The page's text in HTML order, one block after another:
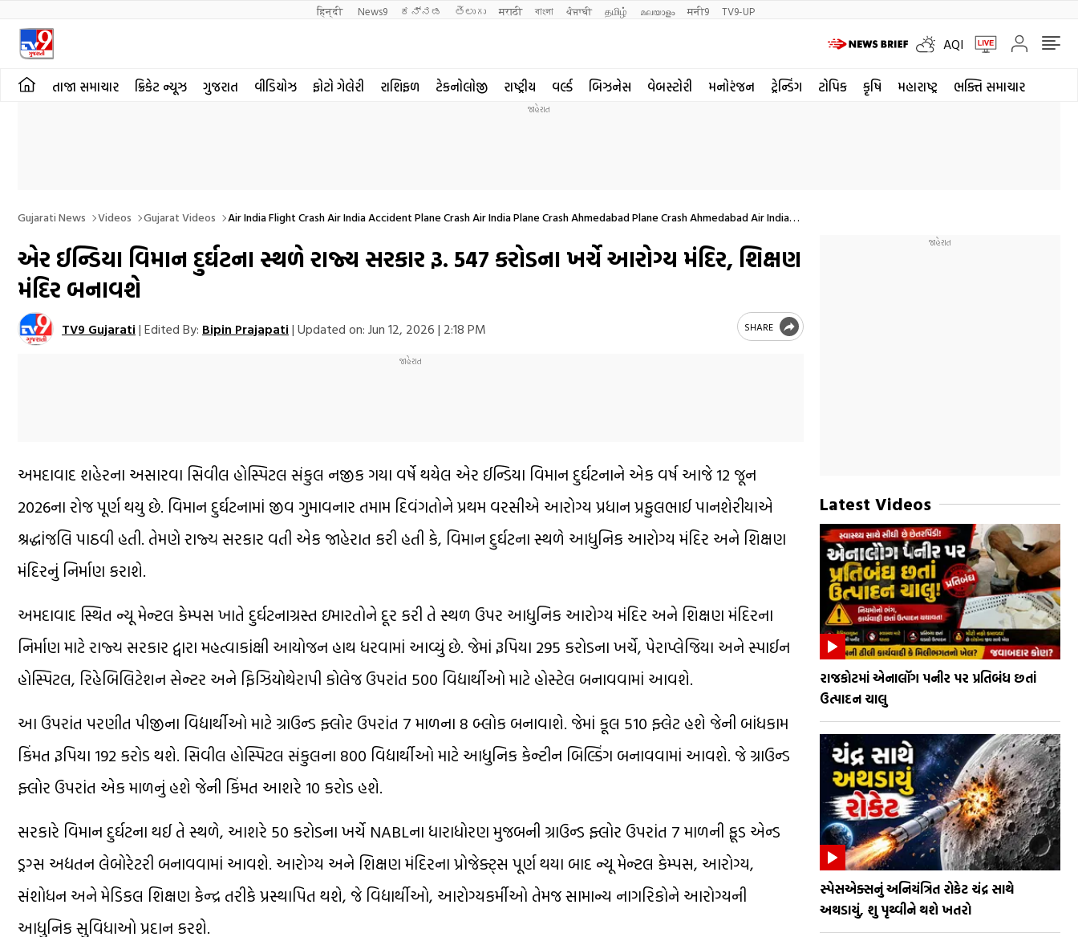
हिन्दी News9 ಕನ್ನಡ తెలుగు मराठी বাংলা ਪੰਜਾਬੀ தமிழ் മലയാളം मनी9 TV9-UP
AQI
તાજા સમાચાર ક્રિકેટ ન્યૂઝ ગુજરાત વીડિયોઝ ફોટો ગેલેરી રાશિફળ ટેકનોલોજી રાષ્ટ્રીય વર્લ્ડ બિઝનેસ વેબસ્ટોરી મનોરંજન ટ્રેન્ડિંગ ટોપિક કૃષિ મહારાષ્ટ્ર ભક્તિ સમાચાર
Gujarati News Videos Gujarat Videos
Air India Flight Crash Air India Accident Plane Crash Air India Plane Crash Ahmedabad Plane Crash Ahmedabad Air India
એર ઈન્ડિયા વિમાન દુર્ઘટના સ્થળે રાજ્ય સરકાર રૂ. 547 કરોડના ખર્ચે આરોગ્ય મંદિર, શિક્ષણ
મંદિર બનાવશે
TV9 Gujarati | Edited By: Bipin Prajapati | Updated on: Jun 12, 2026 | 2:18 PM SHARE
અમદાવાદ શહેરના અસારવા સિવીલ હોસ્પિટલ સંકુલ નજીક ગયા વર્ષે થયેલ એર ઈન્ડિયા વિમાન દુર્ઘટનાને એક વર્ષ આજે 12 જૂન
2026ના રોજ પૂર્ણ થયુ છે. વિમાન દુર્ઘટનામાં જીવ ગુમાવનાર તમામ દિવંગતોને પ્રથમ વરસીએ આરોગ્ય પ્રધાન પ્રફુલભાઈ પાનશેરીયાએ
શ્રદ્ધાંજલિ પાઠવી હતી. તેમણે રાજ્ય સરકાર વતી એક જાહેરાત કરી હતી કે, વિમાન દુર્ઘટના સ્થળે આધુનિક આરોગ્ય મંદિર અને શિક્ષણ
મંદિરનું નિર્માણ કરાશે.
અમદાવાદ સ્થિત ન્યૂ મેન્ટલ કેમ્પસ ખાતે દુર્ઘટનાગ્રસ્ત ઇમારતોને દૂર કરી તે સ્થળ ઉપર આધુનિક આરોગ્ય મંદિર અને શિક્ષણ મંદિરના
નિર્માણ માટે રાજ્ય સરકાર દ્વારા મહત્વાકાંક્ષી આયોજન હાથ ધરવામાં આવ્યું છે. જેમાં રૂપિયા 295 કરોડના ખર્ચે, પેરાપ્લેજિયા અને સ્પાઈન
હોસ્પિટલ, રિહેબિલિટેશન સેન્ટર અને ફિઝિયોથેરાપી કોલેજ ઉપરાંત 500 વિદ્યાર્થીઓ માટે હોસ્ટેલ બનાવવામાં આવશે.
આ ઉપરાંત પરણીત પીજીના વિદ્યાર્થીઓ માટે ગ્રાઉન્ડ ફ્લોર ઉપરાંત 7 માળના 8 બ્લોક બનાવાશે. જેમાં કૂલ 510 ફ્લેટ હશે જેની બાંધકામ
કિંમત રૂપિયા 192 કરોડ થશે. સિવીલ હોસ્પિટલ સંકુલના 800 વિદ્યાર્થીઓ માટે આધુનિક કેન્ટીન બિલ્ડિંગ બનાવવામાં આવશે. જે ગ્રાઉન્ડ
ફ્લોર ઉપરાંત એક માળનું હશે જેની કિંમત આશરે 10 કરોડ હશે.
સરકારે વિમાન દુર્ઘટના થઈ તે સ્થળે, આશરે 50 કરોડના ખર્ચે NABLના ધારાધોરણ મુજબની ગ્રાઉન્ડ ફ્લોર ઉપરાંત 7 માળની ફૂડ એન્ડ
ડ્રગ્સ અદ્યતન લેબોરેટરી બનાવવામાં આવશે. આરોગ્ય અને શિક્ષણ મંદિરના પ્રોજેક્ટ્સ પૂર્ણ થયા બાદ ન્યૂ મેન્ટલ કેમ્પસ, આરોગ્ય,
સંશોધન અને મેડિકલ શિક્ષણ કેન્દ્ર તરીકે પ્રસ્થાપિત થશે, જે વિદ્યાર્થીઓ, આરોગ્યકર્મીઓ તેમજ સામાન્ય નાગરિકોને આરોગ્યની
આધુનિક સુવિધાઓ પ્રદાન કરશે.
Latest Videos
રાજકોટમાં એનાલૉગ પનીર પર પ્રતિબંધ છતાં
ઉત્પાદન ચાલુ
સ્પેસએક્સનું અનિયંત્રિત રોકેટ ચંદ્ર સાથે
અથડાયું, શુ પૃથ્વીને થશે ખતરો